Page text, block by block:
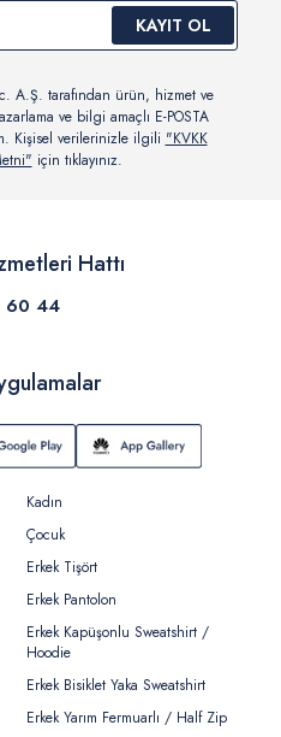
KAYIT OL
A.Ş. tarafından ürün, hizmet ve
ve bilgi amaçlı E-POSTA
Kişisel verilerinizle ilgili "KVKK
için tıklayınız.
Hattı
60 44
Kadın
Çocuk
Erkek Tişört
Erkek Pantolon
Erkek Kapüşonlu Sweatshirt /
Hoodie
Erkek Bisiklet Yaka Sweatshirt
Erkek Yarım Fermuarlı / Half Zip